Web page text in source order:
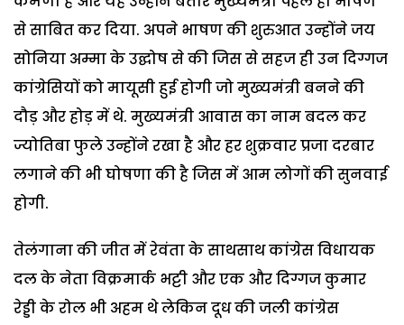
से साबित कर दिया. अपने भाषण की शुरुआत उन्होंने जय
सोनिया अम्मा के उद्घोष से की जिस से सहज ही उन दिग्गज
कांग्रेसियों को मायूसी हुई होगी जो मुख्यमंत्री बनने की
दौड़ और होड़ में थे. मुख्यमंत्री आवास का नाम बदल कर
ज्योतिबा फुले उन्होंने रखा है और हर शुक्रवार प्रजा दरबार
लगाने की भी घोषणा की है जिस में आम लोगों की सुनवाई
होगी.
तेलंगाना की जीत में रेवंता के साथसाथ कांग्रेस विधायक
दल के नेता विक्रमार्क भट्टी और एक और दिग्गज कुमार
रेड्डी के रोल भी अहम थे लेकिन दूध की जली कांग्रेस